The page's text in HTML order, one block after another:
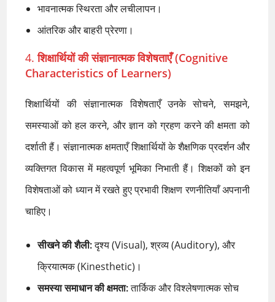
भावनात्मक स्थिरता और लचीलापन।
आंतरिक और बाहरी प्रेरणा।
4.शिक्षार्थियों की संज्ञानात्मक विशेषताएँ (Cognitive
Characteristics of Learners)
शिक्षार्थियों की संज्ञानात्मक विशेषताएँ उनके सोचने, समझने,
समस्याओं को हल करने, और ज्ञान को ग्रहण करने की क्षमता को
दर्शाती हैं। संज्ञानात्मक क्षमताएँ शिक्षार्थियों के शैक्षणिक प्रदर्शन और
व्यक्तिगत विकास में महत्वपूर्ण भूमिका निभाती हैं। शिक्षकों को इन
विशेषताओं को ध्यान में रखते हुए प्रभावी शिक्षण रणनीतियाँ अपनानी
चाहिए।
सीखने की शैली:दृश्य (Visual), श्रव्य (Auditory), और
क्रियात्मक (Kinesthetic)।
समस्या समाधान की क्षमता:तार्किक और विश्लेषणात्मक सोच